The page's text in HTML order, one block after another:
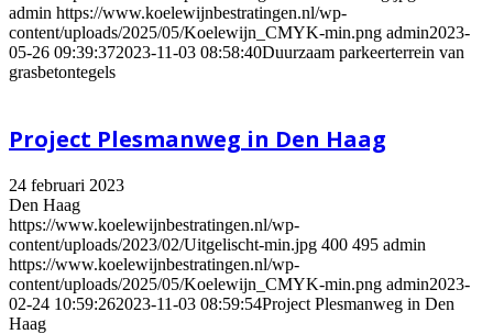
admin https://www.koelewijnbestratingen.nl/wp-
content/uploads/2025/05/Koelewijn_CMYK-min.png admin2023-
05-26 09:39:372023-11-03 08:58:40Duurzaam parkeerterrein van
grasbetontegels
Project Plesmanweg in Den Haag
24 februari 2023
Den Haag
https://www.koelewijnbestratingen.nl/wp-
content/uploads/2023/02/Uitgelischt-min.jpg 400 495 admin
https://www.koelewijnbestratingen.nl/wp-
content/uploads/2025/05/Koelewijn_CMYK-min.png admin2023-
02-24 10:59:262023-11-03 08:59:54Project Plesmanweg in Den
Haag